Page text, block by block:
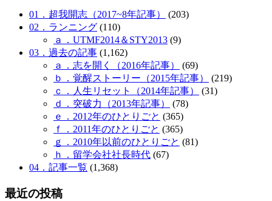
01．超我開志（2017~8年記事）
(203)
02．ランニング (110)
ａ．UTMF2014＆STY2013 (9)
03．過去の記事 (1,162)
ａ．志を開く（2016年記事）
(69)
ｂ．覚醒ストーリー（2015年記事）
(219)
ｃ．人生リセット（2014年記事）
(31)
ｄ．突破力（2013年記事）
(78)
ｅ．2012年のひとりごと (365)
ｆ．2011年のひとりごと (365)
ｇ．2010年以前のひとりごと (81)
ｈ．留学会社社長時代 (67)
04．記事一覧 (1,368)
最近の投稿